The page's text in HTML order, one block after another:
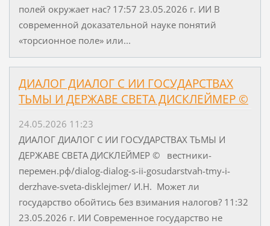
полей окружает нас? 17:57 23.05.2026 г. ИИ В
современной доказательной науке понятий
«торсионное поле» или...
ДИАЛОГ ДИАЛОГ С ИИ ГОСУДАРСТВАХ
ТЬМЫ И ДЕРЖАВЕ СВЕТА ДИСКЛЕЙМЕР ©
24.05.2026 11:23
ДИАЛОГ ДИАЛОГ С ИИ ГОСУДАРСТВАХ ТЬМЫ И
ДЕРЖАВЕ СВЕТА ДИСКЛЕЙМЕР © вестники-
перемен.рф/dialog-dialog-s-ii-gosudarstvah-tmy-i-
derzhave-sveta-disklejmer/ И.Н. Может ли
государство обойтись без взимания налогов? 11:32
23.05.2026 г. ИИ Современное государство не